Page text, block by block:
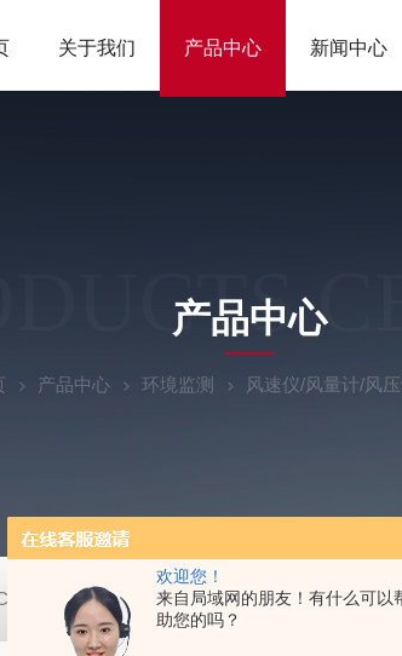
欢迎您！
来自局域网的朋友！有什么可以
助您的吗？
关于我们 产品中心 新闻中心
产品中心
产品中心 环境监测 风速仪/风量计/风
RC-4HA温湿度记录仪 多样品平行蒸发仪多样